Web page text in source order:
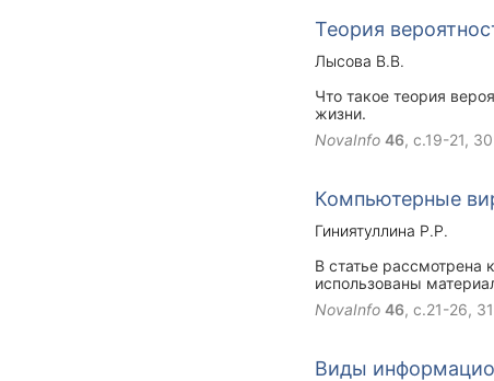
статистики, практики
Теория
Лысова В.В.
Что такое теория
жизни.
NovaInfo 46, с.19-21,
Компьютерные
Гиниятуллина Р.Р.
В статье
использованы
NovaInfo 46, с.21-26,
Виды